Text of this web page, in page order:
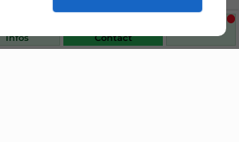
Infos Contact
fiables pour vous